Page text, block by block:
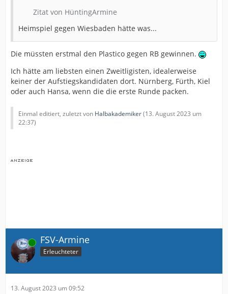
Zitat von HüntingArmine
Heimspiel gegen Wiesbaden hätte was...
Die müssten erstmal den Plastico gegen RB gewinnen.
Ich hätte am liebsten einen Zweitligisten, idealerweise
keiner der Aufstiegskandidaten dort. Nürnberg, Fürth, Kiel
oder auch Hansa, wenn die die erste Runde packen.
Einmal editiert, zuletzt von Halbakademiker(13. August 2023 um
22:37)
Online FSV-Armine
Erleuchteter
13. August 2023 um 09:52